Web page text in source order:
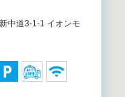
中道3-1-1 イオンモ